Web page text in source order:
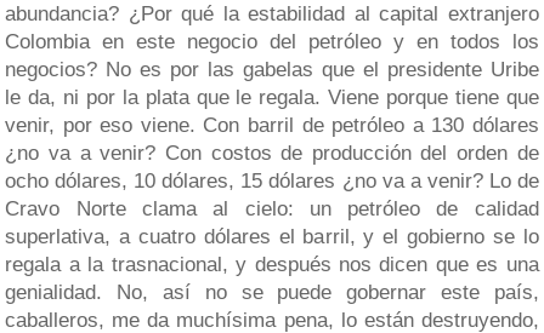
abundancia? ¿Por qué la estabilidad al capital extranjero
Colombia en este negocio del petróleo y en todos los
negocios? No es por las gabelas que el presidente Uribe
le da, ni por la plata que le regala. Viene porque tiene que
venir, por eso viene. Con barril de petróleo a 130 dólares
¿no va a venir? Con costos de producción del orden de
ocho dólares, 10 dólares, 15 dólares ¿no va a venir? Lo de
Cravo Norte clama al cielo: un petróleo de calidad
superlativa, a cuatro dólares el barril, y el gobierno se lo
regala a la trasnacional, y después nos dicen que es una
genialidad. No, así no se puede gobernar este país,
caballeros, me da muchísima pena, lo están destruyendo,